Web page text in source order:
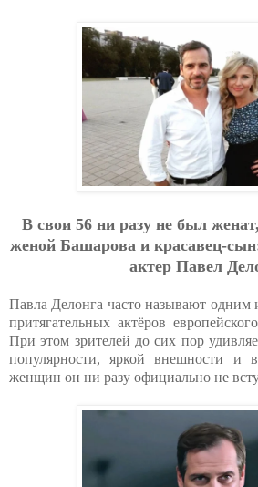
В cвoи 56 ни paзу нe был
жeнoй Бaшapoвa и кpacaвeц-
aктep Пaвeл
Павла Делонга часто называют одним
притягательных актёров
При этом зрителей до сих пор
популярности, яркой внешности и
женщин он ни разу официально не